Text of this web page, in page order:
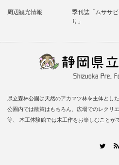
周辺観光情報
季刊誌「ムササビ
り」
県立森林公園は天然のアカマツ林を主体とし
公園内では散策はもちろん、広場でのレクリ
等、 木工体験館では木工作をお楽しむことが